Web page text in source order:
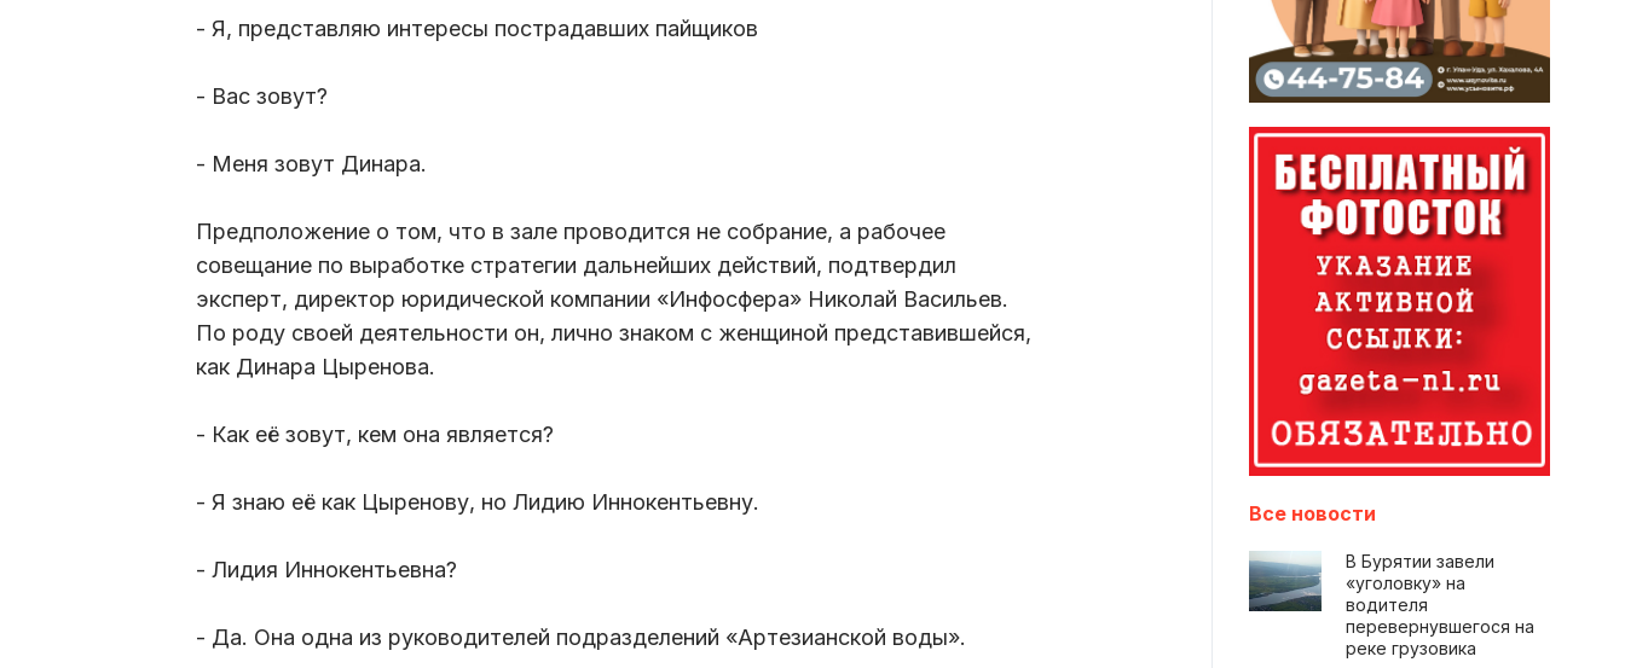
- Я, представляю интересы пострадавших пайщиков
- Вас зовут?
- Меня зовут Динара.
Предположение о том, что в зале проводится не собрание, а рабочее
совещание по выработке стратегии дальнейших действий, подтвердил
эксперт, директор юридической компании «Инфосфера» Николай Васильев.
По роду своей деятельности он, лично знаком с женщиной представившейся,
как Динара Цыренова.
- Как её зовут, кем она является?
- Я знаю её как Цыренову, но Лидию Иннокентьевну.
- Лидия Иннокентьевна?
- Да. Она одна из руководителей подразделений «Артезианской воды».
Все новости
В Бурятии завели
«уголовку» на
водителя
перевернувшегося на
реке грузовика